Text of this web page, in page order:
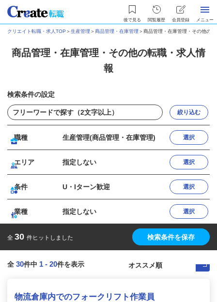
後で見る 閲覧履歴 会員登録 メニュー
クリエイト転職・求人TOP ＞生産管理 ＞商品管理・在庫管理 ＞商品管理・在庫管理・その他の
商品管理・在庫管理・その他の転職・求人情
報
検索条件の設定
絞り込む
職種 生産管理(商品管理・在庫管理) 選択
エリア 指定しない 選択
条件 U・Iターン歓迎 選択
業種 指定しない 選択
全 30 件ヒットしました 検索条件を保存
全 30件中 1 - 20件を表示
物流倉庫内でのフォークリフト作業員